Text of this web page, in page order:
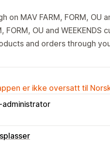
MAV FARM, FORM, OU
FORM, OU and
and orders through
er ikke oversatt til